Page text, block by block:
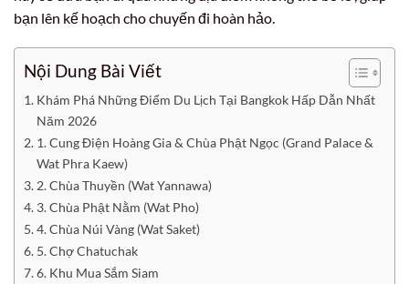
bạn lên kế hoạch cho chuyến đi hoàn hảo.
Nội Dung Bài Viết
Khám Phá Những Điểm Du Lịch Tại Bangkok Hấp Dẫn Nhất
Năm 2026
1. Cung Điện Hoàng Gia & Chùa Phật Ngọc (Grand Palace &
Wat Phra Kaew)
2. Chùa Thuyền (Wat Yannawa)
3. Chùa Phật Nằm (Wat Pho)
4. Chùa Núi Vàng (Wat Saket)
5. Chợ Chatuchak
6. Khu Mua Sắm Siam